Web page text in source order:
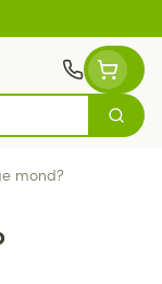
Zoek
mond?